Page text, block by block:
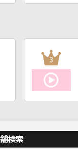
3
検索